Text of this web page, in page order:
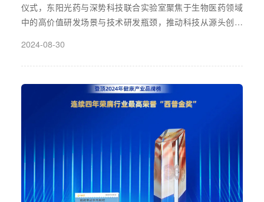
仪式，东阳光药与深势科技联合实验室聚焦于生物医药领域
中的高价值研发场景与技术研发瓶颈，推动科技从源头创新
化与验证。通过此次揭牌仪式宣布双方合作关系、促进双方
在未来多层次项目中的紧密合作。
2024-08-30